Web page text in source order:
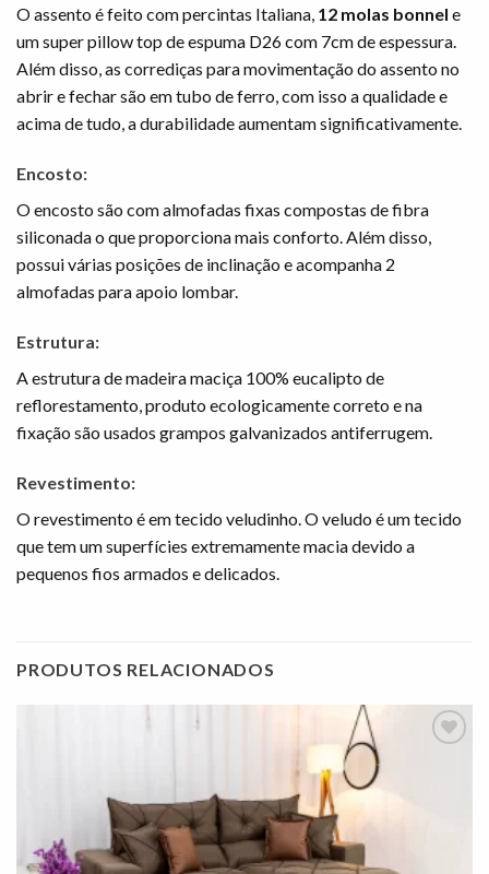
O assento é feito com percintas Italiana, 12 molas bonnel e
um super pillow top de espuma D26 com 7cm de espessura.
Além disso, as corrediças para movimentação do assento no
abrir e fechar são em tubo de ferro, com isso a qualidade e
acima de tudo, a durabilidade aumentam significativamente.
Encosto:
O encosto são com almofadas fixas compostas de fibra
siliconada o que proporciona mais conforto. Além disso,
possui várias posições de inclinação e acompanha 2
almofadas para apoio lombar.
Estrutura:
A estrutura de madeira maciça 100% eucalipto de
reflorestamento, produto ecologicamente correto e na
fixação são usados grampos galvanizados antiferrugem.
Revestimento:
O revestimento é em tecido veludinho. O veludo é um tecido
que tem um superfícies extremamente macia devido a
pequenos fios armados e delicados.
PRODUTOS RELACIONADOS